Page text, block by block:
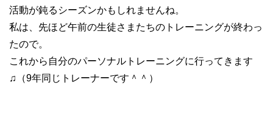
活動が鈍るシーズンかもしれませんね。
私は、先ほど午前の生徒さまたちのトレーニングが終わっ
たので。
これから自分のパーソナルトレーニングに行ってきます
♫（9年同じトレーナーです＾＾）